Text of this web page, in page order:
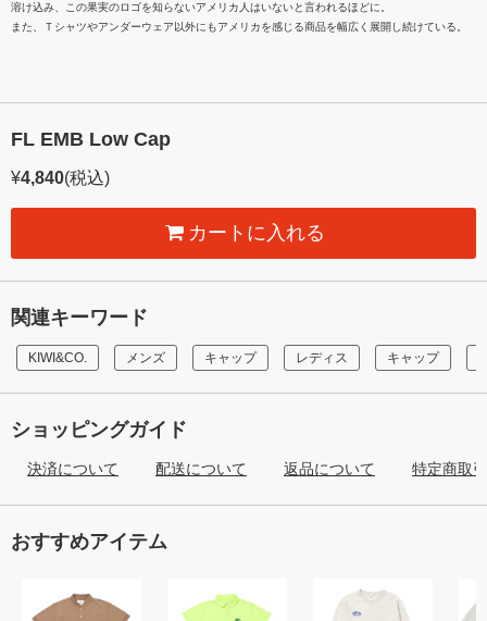
溶け込み、この果実のロゴを知らないアメリカ人はいないと言われるほどに。
また、Ｔシャツやアンダーウェア以外にもアメリカを感じる商品を幅広く展開し続けている。
FL EMB Low Cap
¥4,840(税込)
カートに入れる
関連キーワード
KIWI&CO. メンズ キャップ レディス キャップ
ショッピングガイド
決済について 配送について 返品について 特定商取
おすすめアイテム